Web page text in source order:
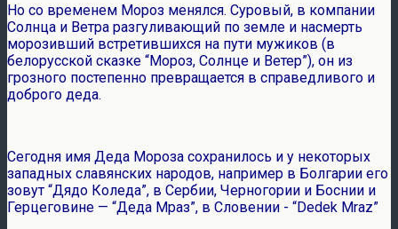
Но со временем Мороз менялся. Суровый, в компании
Солнца и Ветра разгуливающий по земле и насмерть
морозивший встретившихся на пути мужиков (в
белорусской сказке “Мороз, Солнце и Ветер”), он из
грозного постепенно превращается в справедливого и
доброго деда.
Сегодня имя Деда Мороза сохранилось и у некоторых
западных славянских народов, например в Болгарии его
зовут “Дядо Коледа”, в Сербии, Черногории и Боснии и
Герцеговине — “Деда Мраз”, в Словении - “Dedek Mraz”